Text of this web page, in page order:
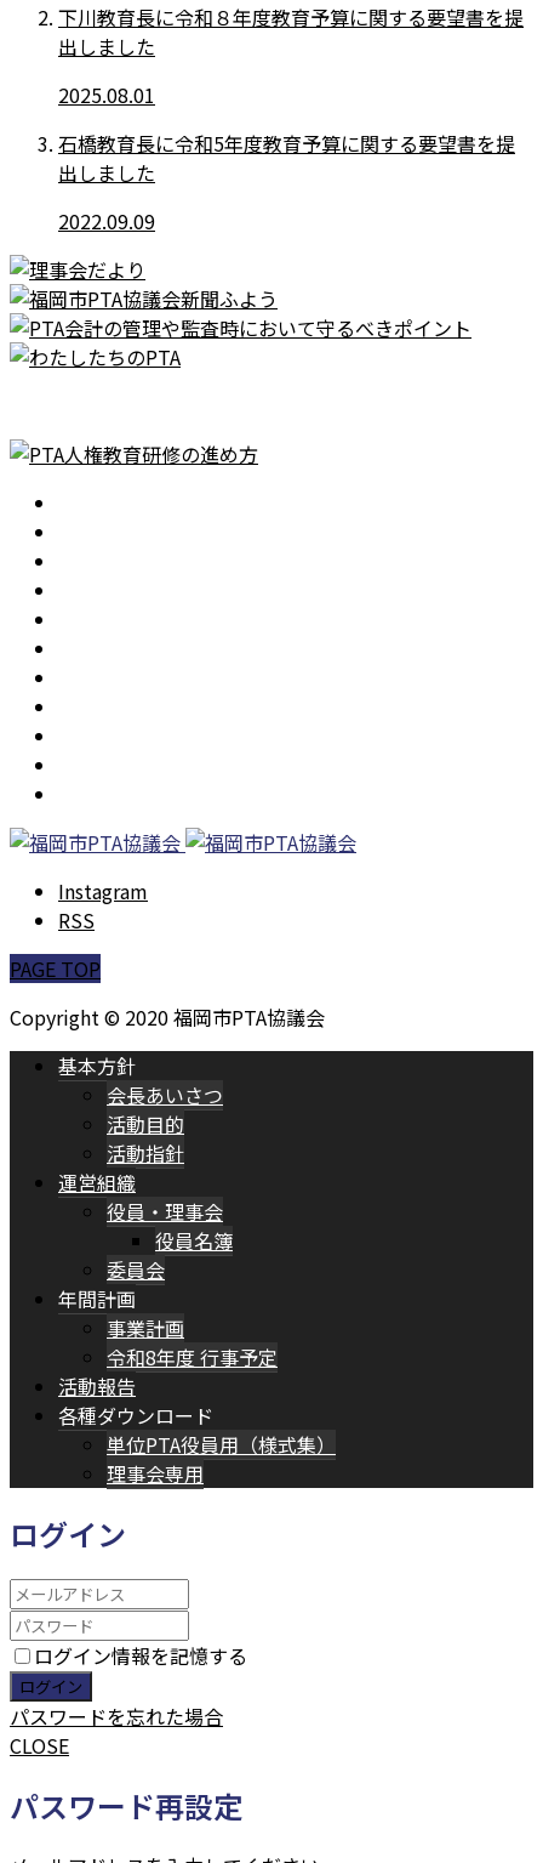
下川教育長に令和８年度教育予算に関する要望書を提
出しました
2025.08.01
石橋教育長に令和5年度教育予算に関する要望書を提
出しました
2022.09.09
Instagram
RSS
PAGE TOP
Copyright © 2020 福岡市PTA協議会
基本方針
会長あいさつ
活動目的
活動指針
運営組織
役員・理事会
役員名簿
委員会
年間計画
事業計画
令和8年度 行事予定
活動報告
各種ダウンロード
単位PTA役員用（様式集）
理事会専用
ログイン
ログイン情報を記憶する
パスワードを忘れた場合
CLOSE
パスワード再設定